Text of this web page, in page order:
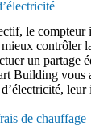
le compteur
contrôler
un partage
Building vous
leur
de chauffage